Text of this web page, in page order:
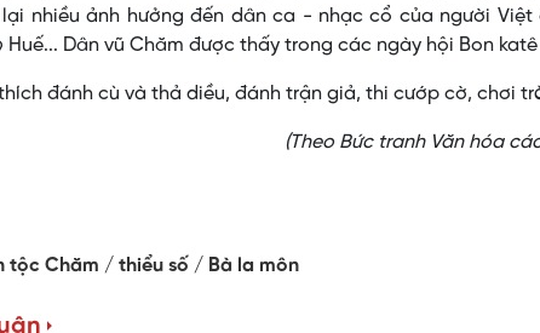
nhiều ảnh hưởng đến dân ca - nhạc cổ của người Việt
Huế... Dân vũ Chăm được thấy trong các ngày hội Bon
đánh cù và thả diều, đánh trận giả, thi cướp cờ, chơi
(Theo Bức tranh Văn hóa
tộc Chăm thiểu số Bà la môn